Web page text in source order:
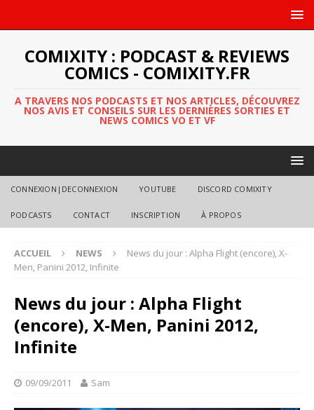
COMIXITY : PODCAST & REVIEWS
COMICS - COMIXITY.FR
A TRAVERS NOS PODCASTS ET NOS ARTICLES, DÉCOUVREZ
NOS AVIS ET CONSEILS SUR LES DERNIÈRES SORTIES ET
NEWS COMICS VO ET VF
CONNEXION|DECONNEXION YOUTUBE DISCORD COMIXITY
PODCASTS CONTACT INSCRIPTION À PROPOS
ACCUEIL NEWS
News du jour : Alpha Flight (encore), X-
Men, Panini 2012, Infinite
News du jour : Alpha Flight
(encore), X-Men, Panini 2012,
Infinite
09/09/2011 Sam